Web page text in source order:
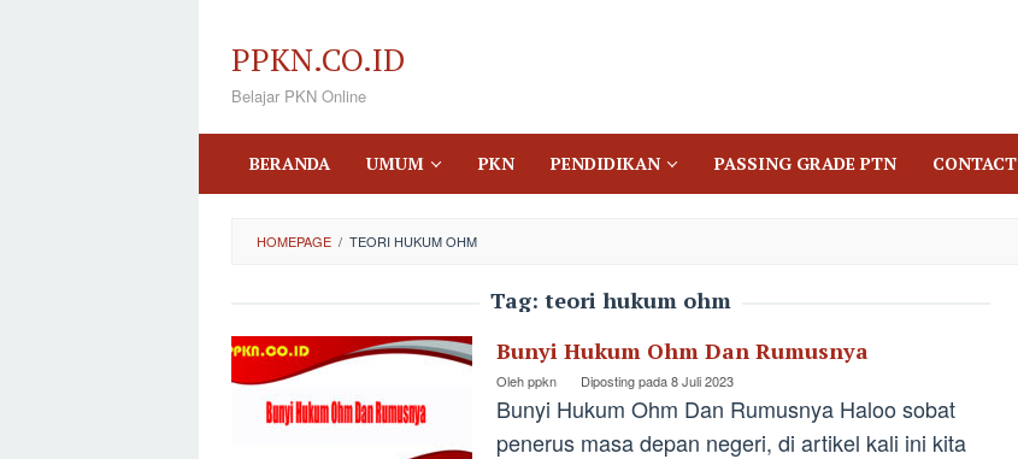
konten
PPKN.CO.ID
Belajar PKN Online
BERANDA UMUM PKN PENDIDIKAN PASSING GRADE PTN CONTACT
HOMEPAGE / TEORI HUKUM OHM
Tag: teori hukum ohm
Bunyi Hukum Ohm Dan Rumusnya
Olehppkn Diposting pada8 Juli 2023
Bunyi Hukum Ohm Dan Rumusnya Haloo sobat
penerus masa depan negeri, di artikel kali ini kita